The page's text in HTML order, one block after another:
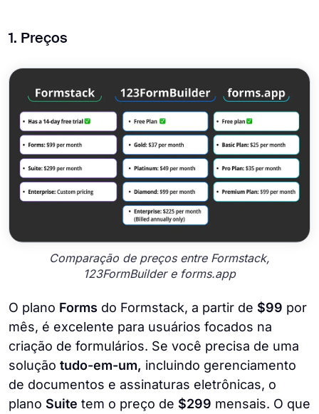
1. Preços
Comparação de preços entre Formstack,
123FormBuilder e forms.app
O plano Forms do Formstack, a partir de $99 por
mês, é excelente para usuários focados na
criação de formulários. Se você precisa de uma
solução tudo-em-um, incluindo gerenciamento
de documentos e assinaturas eletrônicas, o
plano Suite tem o preço de $299 mensais. O que